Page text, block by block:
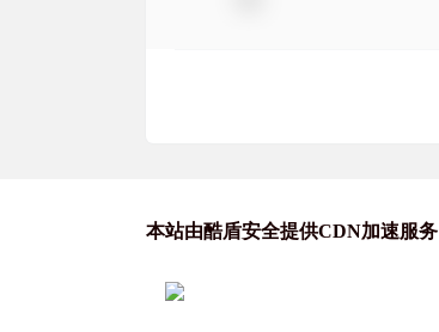
本站由酷盾安全提供CDN加速服务